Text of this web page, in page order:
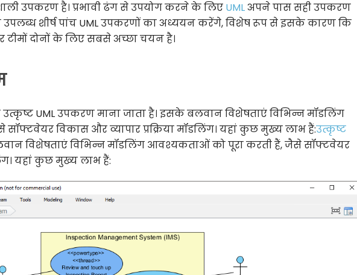
उपकरण है। प्रभावी ढंग से उपयोग करने के लिए UMLअपने पास सही उपकरण
शीर्ष पांच UML उपकरणों का अध्ययन करेंगे, विशेष रूप से इसके कारण कि
दोनों के लिए सबसे अच्छा चयन है।
UML उपकरण माना जाता है। इसके बलवान विशेषताएं विभिन्न मॉडलिंग
विकास और व्यापार प्रक्रिया मॉडलिंग। यहां कुछ मुख्य लाभ हैं:उत्कृष्ट
विशेषताएं विभिन्न मॉडलिंग आवश्यकताओं को पूरा करती हैं, जैसे सॉफ्टवेयर
यहां कुछ मुख्य लाभ हैं: